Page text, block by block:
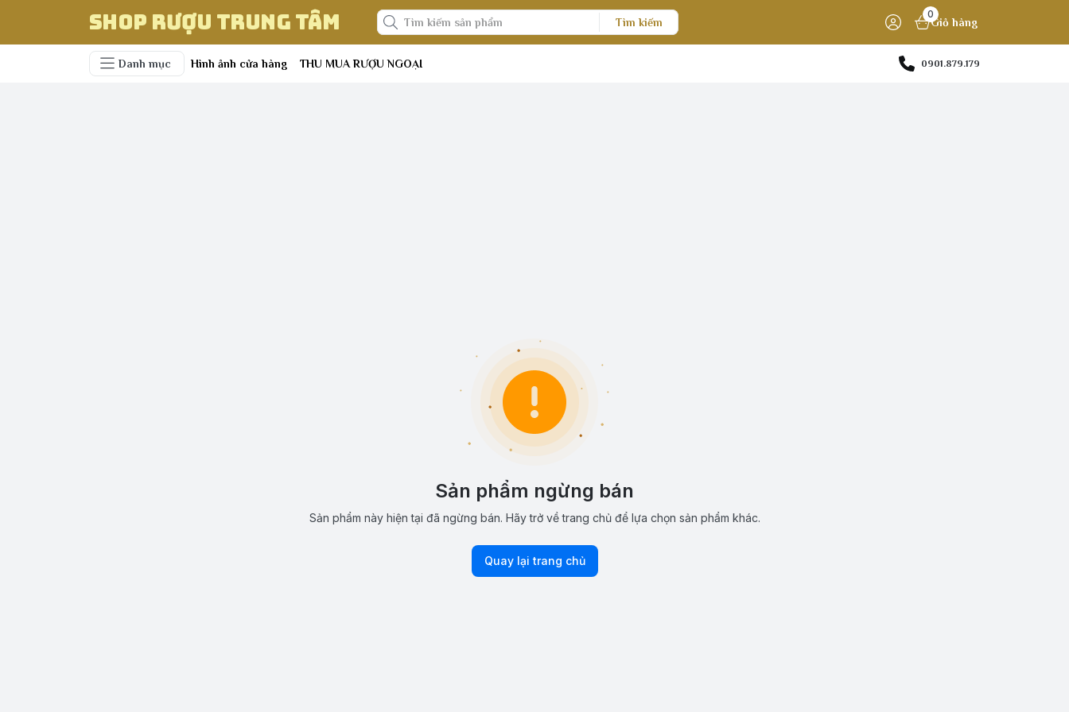
Shop Rượu Trung Tâm Tìm kiếm
0
Giỏ hàng
Danh mục Hình ảnh cửa hàng THU MUA RƯỢU NGOẠI 0901.879.179
Sản phẩm ngừng bán
Sản phẩm này hiện tại đã ngừng bán. Hãy trở về trang chủ để lựa chọn sản phẩm khác.
Quay lại trang chủ